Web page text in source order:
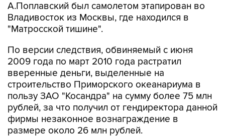
А.Поплавский был самолетом этапирован во
Владивосток из Москвы, где находился в
"Матросской тишине".
По версии следствия, обвиняемый с июня
2009 года по март 2010 года растратил
вверенные деньги, выделенные на
строительство Приморского океанариума в
пользу ЗАО "Косандра" на сумму более 75 млн
рублей, за что получил от гендиректора данной
фирмы незаконное вознаграждение в
размере около 26 млн рублей.